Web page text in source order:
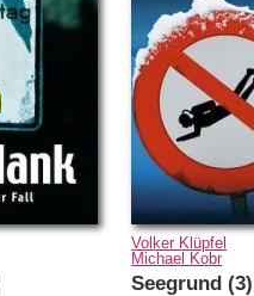
Volker Klüpfel
Michael Kobr
Seegrund (3)